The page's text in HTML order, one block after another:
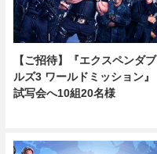
【ご招待】『エクスペンダブ
ルズ3 ワールドミッション』
試写会へ10組20名様